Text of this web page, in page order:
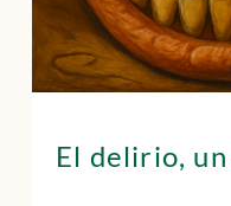
El delirio,